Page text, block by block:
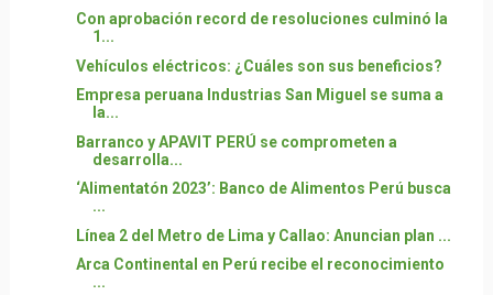
Con aprobación record de resoluciones culminó la
1...
Vehículos eléctricos: ¿Cuáles son sus beneficios?
Empresa peruana Industrias San Miguel se suma a
la...
Barranco y APAVIT PERÚ se comprometen a
desarrolla...
‘Alimentatón 2023’: Banco de Alimentos Perú busca
...
Línea 2 del Metro de Lima y Callao: Anuncian plan ...
Arca Continental en Perú recibe el reconocimiento
...